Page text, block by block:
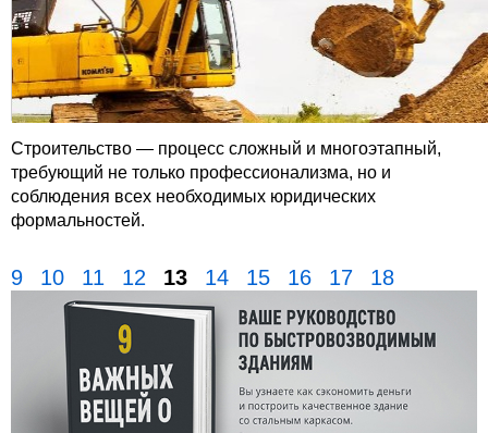
Строительство — процесс сложный и многоэтапный,
требующий не только профессионализма, но и
соблюдения всех необходимых юридических
формальностей.
9 10 11 12 13 14 15 16 17 18